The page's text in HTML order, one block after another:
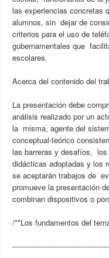
las experiencias concretas
alumnos, sin dejar de
criterios para el uso de
gubernamentales que
escolares.
Acerca del contenido del
La presentación debe
análisis realizado por un
la misma, agente del
conceptual-teórico
las barreras y desafíos,
didácticas adoptadas y los
se aceptarán trabajos de
promueve la presentación
combinan dispositivos o
/**Los fundamentos del